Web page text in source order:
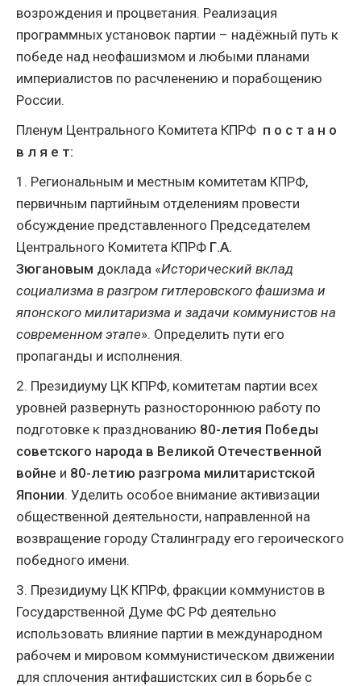
возрождения и процветания. Реализация
программных установок партии – надёжный путь к
победе над неофашизмом и любыми планами
империалистов по расчленению и порабощению
России.
Пленум Центрального Комитета КПРФ п о с т а н о
в л я е т:
1. Региональным и местным комитетам КПРФ,
первичным партийным отделениям провести
обсуждение представленного Председателем
Центрального Комитета КПРФ Г.А.
Зюгановым доклада «Исторический вклад
социализма в разгром гитлеровского фашизма и
японского милитаризма и задачи коммунистов на
современном этапе». Определить пути его
пропаганды и исполнения.
2. Президиуму ЦК КПРФ, комитетам партии всех
уровней развернуть разностороннюю работу по
подготовке к празднованию 80-летия Победы
советского народа в Великой Отечественной
войне и 80-летию разгрома милитаристской
Японии. Уделить особое внимание активизации
общественной деятельности, направленной на
возвращение городу Сталинграду его героического
победного имени.
3. Президиуму ЦК КПРФ, фракции коммунистов в
Государственной Думе ФС РФ деятельно
использовать влияние партии в международном
рабочем и мировом коммунистическом движении
для сплочения антифашистских сил в борьбе с